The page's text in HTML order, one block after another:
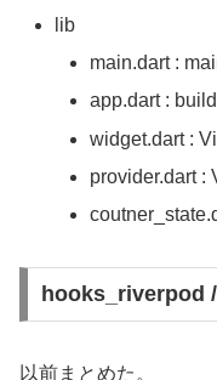
lib
main.dart :
app.dart :
widget.dart :
provider.dart :
hooks_riverpod
以前まとめた。